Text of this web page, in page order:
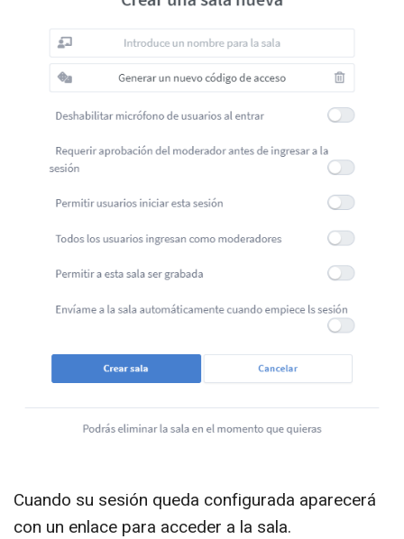
Cuando su sesión queda configurada aparecerá
con un enlace para acceder a la sala.